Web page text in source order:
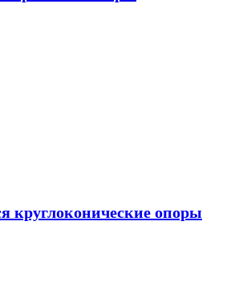
круглоконические опоры